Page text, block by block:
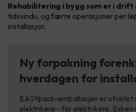
Rehabilitering i bygg som er i drift
tidsvindu, og færre operasjoner per
installasjon.
Ny forpakning
hverdagen for
EASYpack-emballasjen er utviklet
elektrikere - for elektrikere.